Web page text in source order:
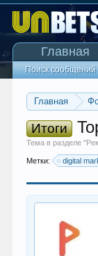
Главная
Итоги
Тема в разделе "
Метки: digital
Главная
Поиск сообщений